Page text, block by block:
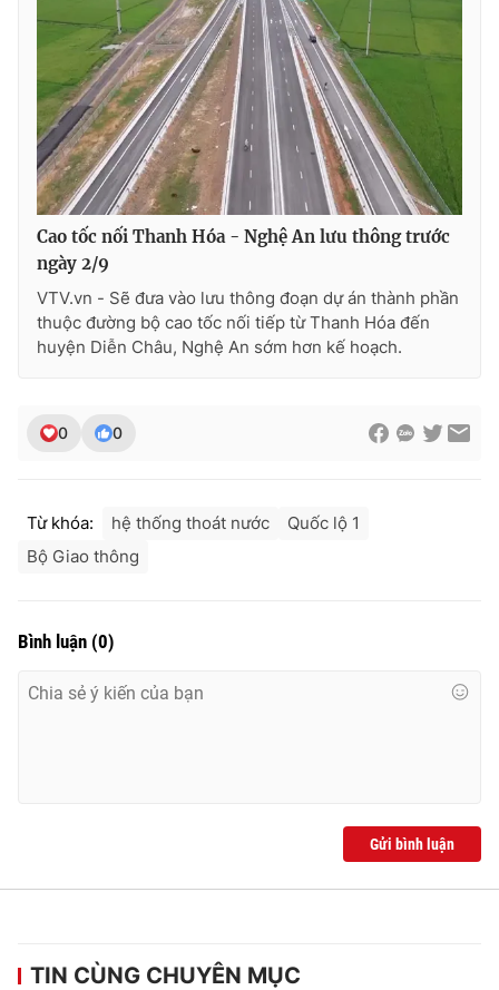
Ðiện thoại Thời báo VTV:024.66 897 897
Email: toasoan@vtv.vn
Liên hệ quảng cáo:024-7300.7108
thuận bằng văn bản. Ghi rõ nguồn VTV.vn khi phát hành lại
thông tin từ website này.
Cao tốc nối Thanh Hóa - Nghệ An lưu thông trước
ngày 2/9
VTV.vn - Sẽ đưa vào lưu thông đoạn dự án thành phần
thuộc đường bộ cao tốc nối tiếp từ Thanh Hóa đến
huyện Diễn Châu, Nghệ An sớm hơn kế hoạch.
0 0
Từ khóa: hệ thống thoát nước
Quốc lộ 1
Bộ Giao thông
Bình luận (0)
Gửi bình luận
TIN CÙNG CHUYÊN MỤC